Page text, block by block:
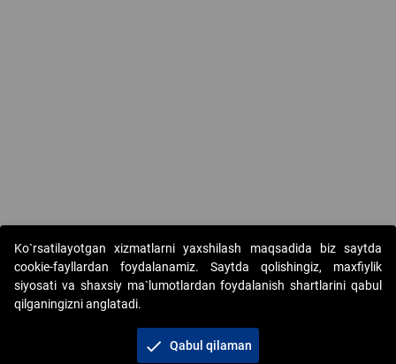
Copyright © 2017-2026. "Elektron onlayn-auksionlarni
tashkil etish" AJ. Barcha huquqlar himoyalangan
Ko`rsatilayotgan xizmatlarni yaxshilash maqsadida biz saytda
cookie-fayllardan foydalanamiz. Saytda qolishingiz, maxfiylik
siyosati va shaxsiy ma`lumotlardan foydalanish shartlarini qabul
qilganingizni anglatadi.
check Qabul qilaman